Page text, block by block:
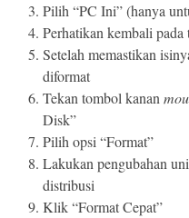
Pilih “PC Ini” (hanya
Perhatikan kembali
Setelah memastikan
diformat
Tekan tombol kanan
Disk”
Pilih opsi “Format”
Lakukan pengubahan
distribusi
Klik “Format Cepat”